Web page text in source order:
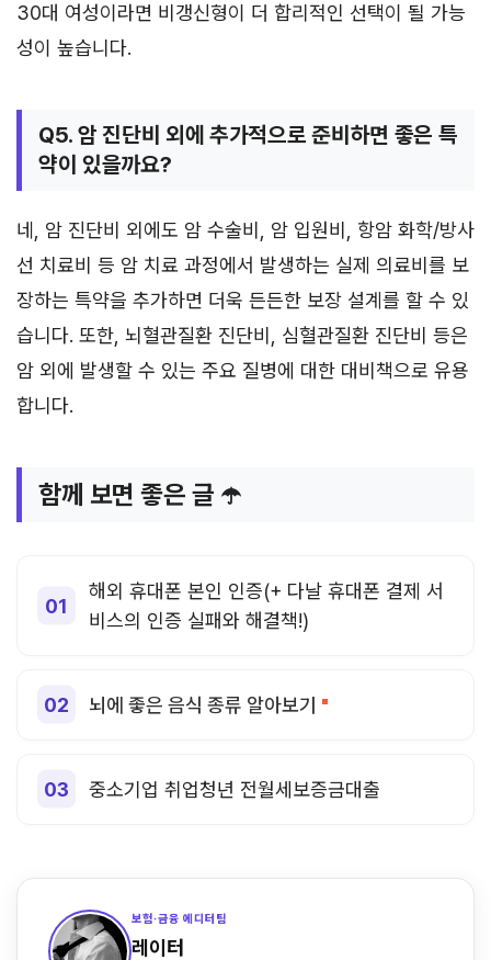
30대 여성이라면 비갱신형이 더 합리적인 선택이 될 가능
성이 높습니다.
Q5. 암 진단비 외에 추가적으로 준비하면 좋은 특
약이 있을까요?
네, 암 진단비 외에도 암 수술비, 암 입원비, 항암 화학/방사
선 치료비 등 암 치료 과정에서 발생하는 실제 의료비를 보
장하는 특약을 추가하면 더욱 든든한 보장 설계를 할 수 있
습니다. 또한, 뇌혈관질환 진단비, 심혈관질환 진단비 등은
암 외에 발생할 수 있는 주요 질병에 대한 대비책으로 유용
합니다.
함께 보면 좋은 글 ☂️
해외 휴대폰 본인 인증(+ 다날 휴대폰 결제 서
비스의 인증 실패와 해결책!)
뇌에 좋은 음식 종류 알아보기
중소기업 취업청년 전월세보증금대출
보험·금융 에디터팀
레이터